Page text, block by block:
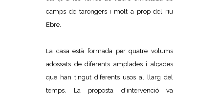
camps de tarongers i molt a prop del riu
Ebre.
La casa està formada per quatre volums
adossats de diferents amplades i alçades
que han tingut diferents usos al llarg del
temps. La proposta d’intervenció va